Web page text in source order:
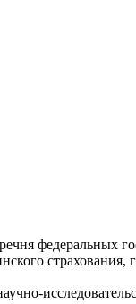
федеральных
страхования,